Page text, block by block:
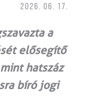
2026. 06. 17.
a
elősegítő
hatszáz
bíró jogi